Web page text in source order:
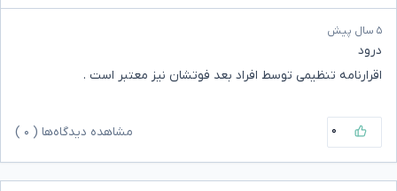
۵ سال پیش
درود
اقرارنامه تنظیمی توسط افراد بعد فوتشان نیز معتبر است .
۰ مشاهده دیدگاه‌ها ( ۰